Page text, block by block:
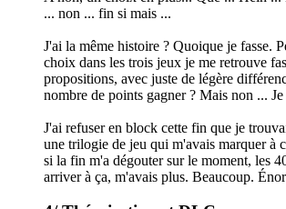
... non ... fin si mais ...
J'ai la même histoire ? Quoique je fasse.
choix dans les trois jeux je me retrouve
propositions, avec juste de légère
nombre de points gagner ? Mais non ...
J'ai refuser en block cette fin que je
une trilogie de jeu qui m'avais marquer à
si la fin m'a dégouter sur le moment, les
arriver à ça, m'avais plus. Beaucoup.